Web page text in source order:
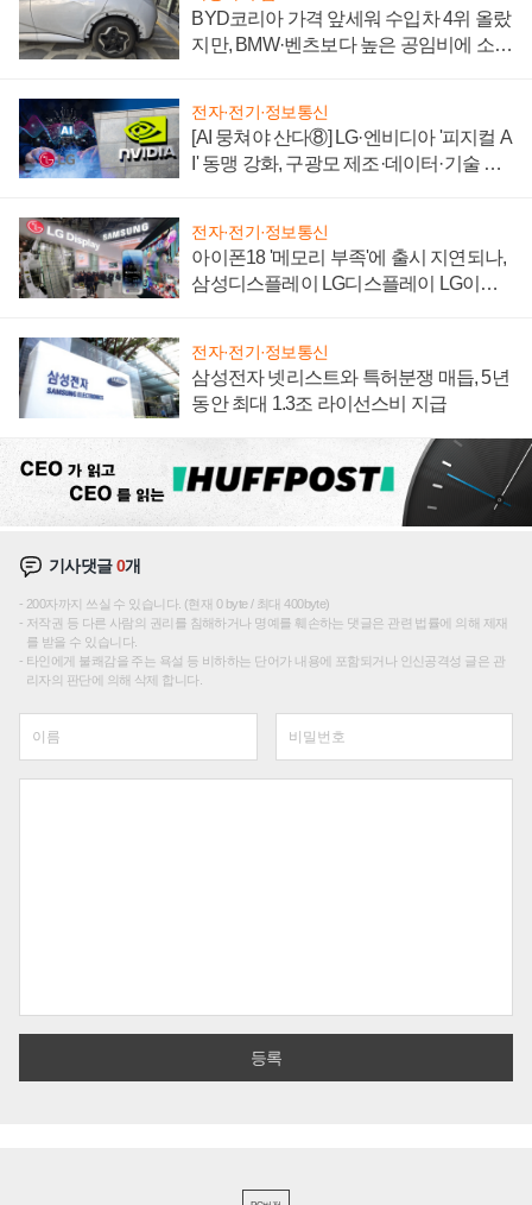
BYD코리아 가격 앞세워 수입차 4위 올랐
지만, BMW·벤츠보다 높은 공임비에 소비
전자·전기·정보통신
[AI 뭉쳐야 산다⑧] LG·엔비디아 '피지컬 A
I' 동맹 강화, 구광모 제조·데이터·기술 결
전자·전기·정보통신
아이폰18 '메모리 부족'에 출시 지연되나,
삼성디스플레이 LG디스플레이 LG이노
전자·전기·정보통신
삼성전자 넷리스트와 특허분쟁 매듭, 5년
동안 최대 1.3조 라이선스비 지급
기사댓글0개
200자까지 쓰실 수 있습니다. (현재 0 byte / 최대 400byte)
저작권 등 다른 사람의 권리를 침해하거나 명예를 훼손하는 댓글은 관련 법률에 의해 제재
를 받을 수 있습니다.
타인에게 불쾌감을 주는 욕설 등 비하하는 단어가 내용에 포함되거나 인신공격성 글은 관
리자의 판단에 의해 삭제 합니다.